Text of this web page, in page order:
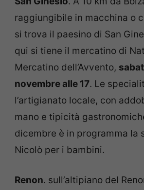
raggiungibile in macchina o
si trova il paesino di San
qui si tiene il mercatino di
Mercatino dell’Avvento,
novembre alle 17. Le
l’artigianato locale, con
mano e tipicità
dicembre è in programma la
Nicolò per i bambini.
Renon. sull’altipiano del